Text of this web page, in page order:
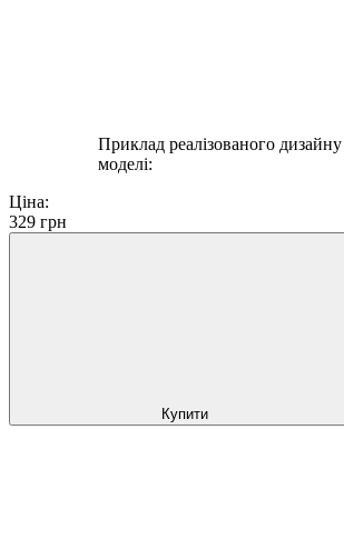
Приклад реалізованого
моделі:
Ціна:
329 грн
Купити